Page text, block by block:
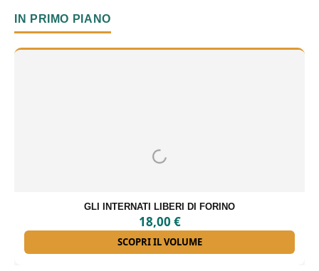
IN PRIMO PIANO
GLI INTERNATI LIBERI DI FORINO
18,00 €
SCOPRI IL VOLUME